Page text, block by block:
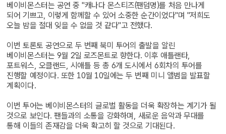
베이비몬스터는 공연 중 "캐나다 몬스티즈(팬덤명)를 처음 만나게
되어 기쁘고, 이렇게 함께할 수 있어 소중한 순간이었다"며 "저희도
오늘 밤을 절대 잊을 수 없을 것 같다"고 전했다.
이번 토론토 공연으로 두 번째 북미 투어의 출발을 알린
베이비몬스터는 9월 2일 로즈몬트로 향한다. 이후 애틀랜타,
포트워스, 오클랜드, 시애틀 등 총 6개 도시에서 6회차의 투어를
진행할 예정이다. 또한 10월 10일에는 두 번째 미니 앨범을 발표할
계획이다.
이번 투어는 베이비몬스터의 글로벌 활동을 더욱 확장하는 계기가 될
것으로 보인다. 팬들과의 소통을 강화하며, 새로운 음악과 무대를
통해 이들의 존재감을 더욱 확고히 할 것으로 기대된다.